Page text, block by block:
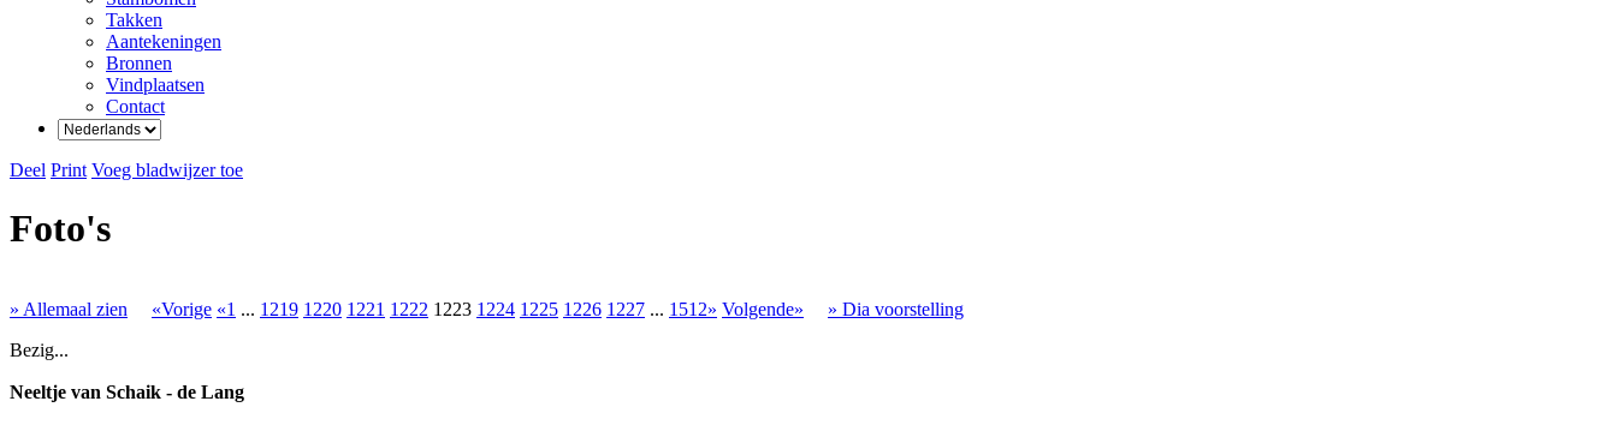
Takken
Aantekeningen
Bronnen
Vindplaatsen
Contact
Deel Print Voeg bladwijzer toe
Foto's
» Allemaal zien «Vorige «1 ... 1219 1220 1221 1222 1223 1224 1225 1226 1227 ... 1512» Volgende»
» Dia voorstelling
Bezig...
Neeltje van Schaik - de Lang